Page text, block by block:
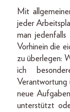
Mit
jeder
man jedenfalls
Vorhinein die
zu überlegen:
ich
neue
unterstützt